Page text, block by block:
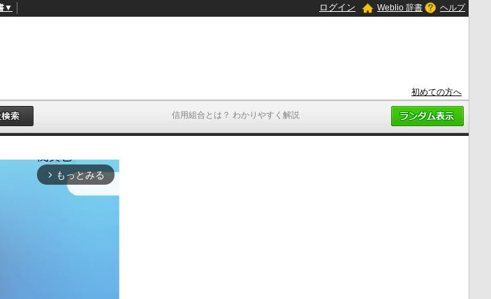
信用組合とは？ わかりやすく解説
▼ ログイン Weblio 辞書 ヘルプ
初めての方へ
arrow_forward_ios もっとみる